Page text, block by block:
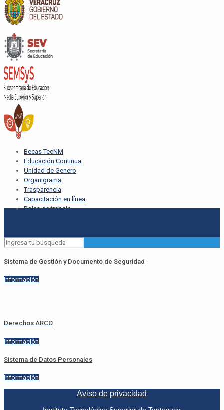
Becas TecNM
Educación Continua
Unidad de Genero
Organigrama
Trasparencia
Capacitación en línea
Bolsa de trabajo
Sistema de Gestión y Documento de Seguridad
Información
Derechos ARCO
Información
Sistema de Datos Personales
Información
Aviso de privacidad